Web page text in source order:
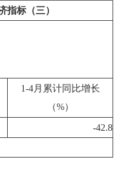
指标（三）
1-4月累计同比增长
（%）
-42.8